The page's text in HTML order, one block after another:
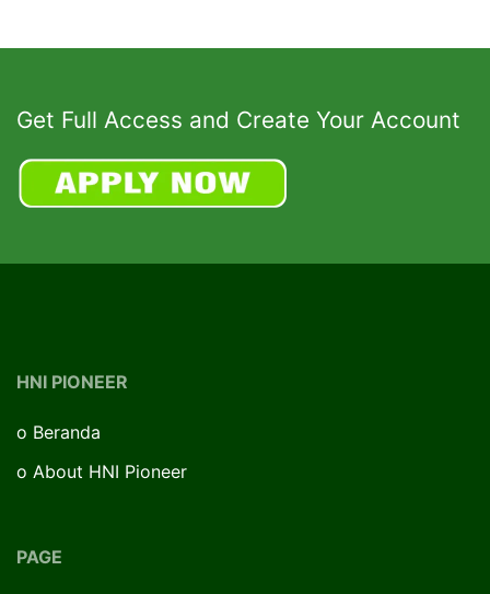
Get Full Access and Create Your Account
HNI PIONEER
o Beranda
o About HNI Pioneer
PAGE